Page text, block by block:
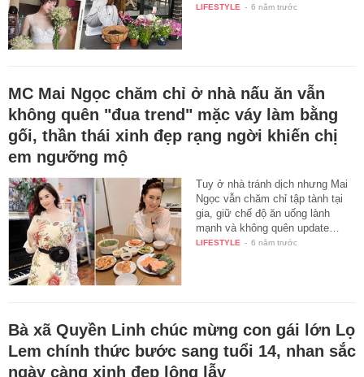
LIFESTYLE - 6 năm trước
MC Mai Ngọc chăm chỉ ở nhà nấu ăn vẫn
không quên "đua trend" mặc váy làm bằng
gối, thần thái xinh đẹp rạng ngời khiến chị
em ngưỡng mộ
Tuy ở nhà tránh dịch nhưng Mai
Ngọc vẫn chăm chỉ tập tành tại
gia, giữ chế độ ăn uống lành
mạnh và không quên update…
LIFESTYLE - 6 năm trước
Bà xã Quyền Linh chúc mừng con gái lớn Lọ
Lem chính thức bước sang tuổi 14, nhan sắc
ngày càng xinh đẹp lộng lẫy